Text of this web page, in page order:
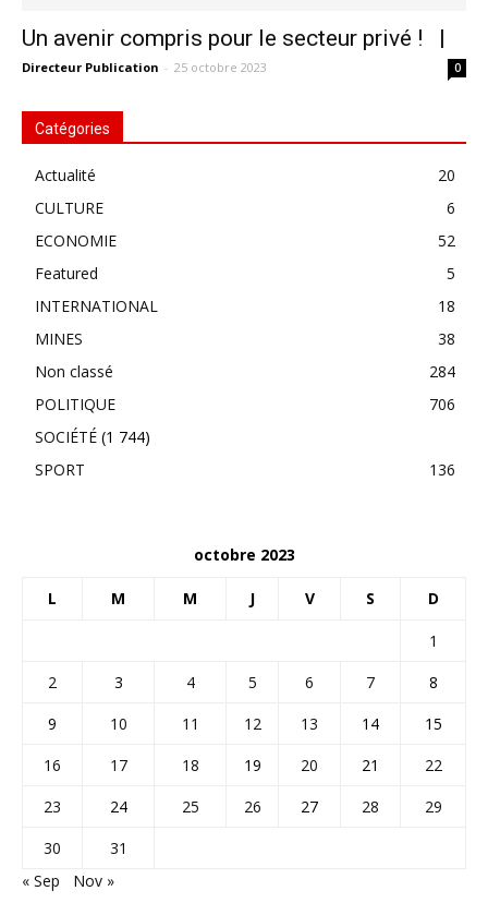
Un avenir compris pour le secteur privé ! |
Directeur Publication - 25 octobre 2023 0
Catégories
Actualité
20
CULTURE
6
ECONOMIE
52
Featured
5
INTERNATIONAL
18
MINES
38
Non classé
284
POLITIQUE
706
SOCIÉTÉ (1 744)
SPORT
136
octobre 2023
L M M J V S D
1
2
3 4 5 6 7
8
9
10 11 12 13 14
15
16
17 18 19 20 21
22
23
24 25 26 27 28
29
30
31
« Sep
Nov »